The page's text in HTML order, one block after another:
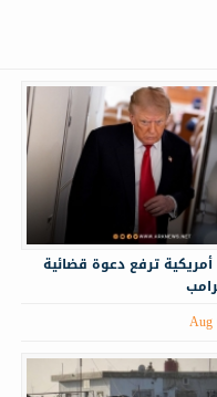
أمريكية ترفع دعوة قضائية
Aug